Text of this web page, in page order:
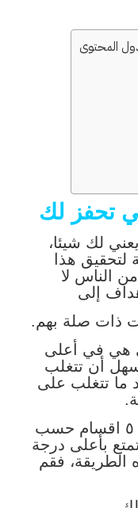
لك شيئا،
هذا
في الواقع، 93٪ من الناس لا
إلى
ذات صلة بهم.
هي في أعلى
أن تتغلب
ما تتغلب على
قم بتقسيم اهدافك الى ٣ او ٥ اقسام حسب
بأعلى درجة
الطريقة، فقم